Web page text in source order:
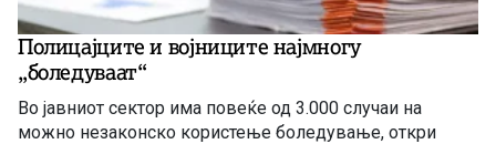
Полицајците и војниците најмногу
„боледуваат“
Во јавниот сектор има повеќе од 3.000 случаи на
можно незаконско користење боледување, откри